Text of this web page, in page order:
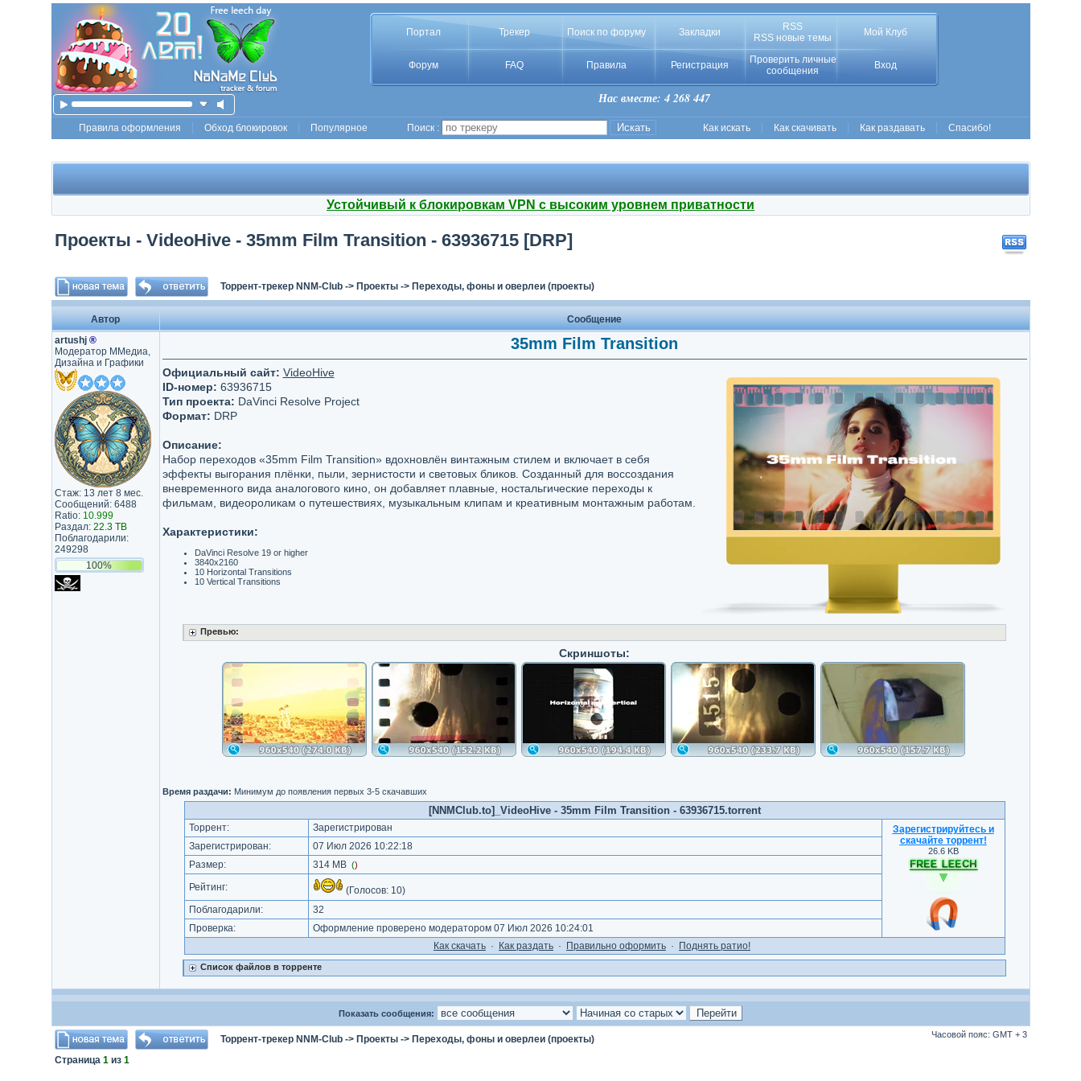
Портал Трекер Поиск по форуму Закладки
RSS
RSS новые темы
Мой Клуб
Форум FAQ Правила Регистрация
Проверить личные
сообщения
Вход
Нас вместе: 4 268 447
Правила оформления Обход блокировок Популярное Поиск : Как искать Как скачивать Как раздавать Спасибо!
Устойчивый к блокировкам VPN с высоким уровнем приватности
Проекты - VideoHive - 35mm Film Transition - 63936715 [DRP]
Торрент-трекер NNM-Club-> Проекты-> Переходы, фоны и оверлеи (проекты)
Автор
Сообщение
artushj ®
Модератор ММедиа,
Дизайна и Графики
Стаж: 13 лет 8 мес.
Сообщений: 6488
Ratio: 10.999
Раздал: 22.3 TB
Поблагодарили:
249298
100%
35mm Film Transition
Официальный сайт: VideoHive
ID-номер: 63936715
Тип проекта: DaVinci Resolve Project
Формат: DRP
Описание:
Набор переходов «35mm Film Transition» вдохновлён винтажным стилем и включает в себя
эффекты выгорания плёнки, пыли, зернистости и световых бликов. Созданный для воссоздания
вневременного вида аналогового кино, он добавляет плавные, ностальгические переходы к
фильмам, видеороликам о путешествиях, музыкальным клипам и креативным монтажным работам.
Характеристики:
DaVinci Resolve 19 or higher
3840x2160
10 Horizontal Transitions
10 Vertical Transitions
Превью:
Скриншоты:
Время раздачи: Минимум до появления первых 3-5 скачавших
[NNMClub.to]_VideoHive - 35mm Film Transition - 63936715.torrent
Торрент: Зарегистрирован
Зарегистрируйтесь и
скачайте торрент!
26.6 KB
Зарегистрирован:
07 Июл 2026 10:22:18
Размер:
314 MB ()
Рейтинг: (Голосов: 10)
Поблагодарили:
32
Проверка:
Оформление проверено модератором 07 Июл 2026 10:24:01
Как cкачать · Как раздать · Правильно оформить · Поднять ратио!
Список файлов в торренте
Показать сообщения:
Торрент-трекер NNM-Club-> Проекты-> Переходы, фоны и оверлеи (проекты) Часовой пояс: GMT + 3
Страница 1из 1